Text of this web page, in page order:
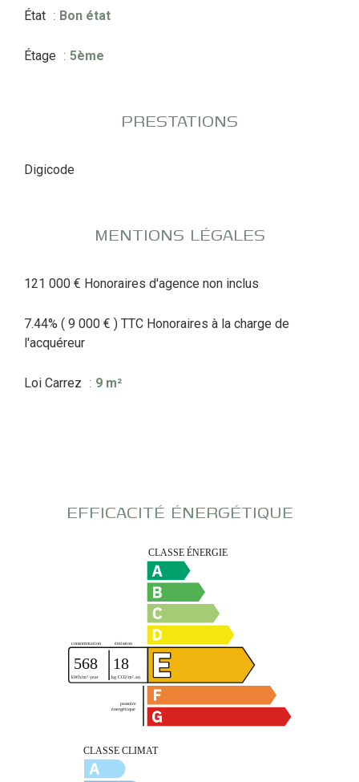
État Bon état
Étage 5ème
PRESTATIONS
Digicode
MENTIONS LÉGALES
121 000 € Honoraires d'agence non inclus
7.44% ( 9 000 € ) TTC Honoraires à la charge de
l'acquéreur
Loi Carrez 9 m²
EFFICACITÉ ÉNERGÉTIQUE